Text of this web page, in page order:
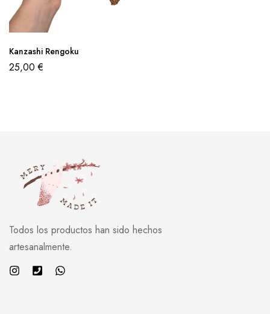
Kanzashi Rengoku
25,00€
Todos los productos han sido hechos
artesanalmente.